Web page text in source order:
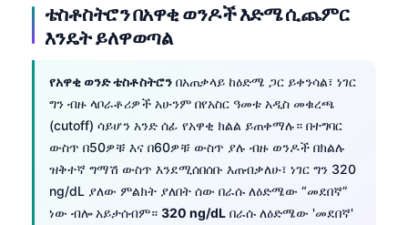
ቴስቶስትሮን በአዋቂ ወንዶች እድሜ ሲጨምር
እንዴት ይለዋወጣል
የአዋቂ ወንድ ቴስቶስትሮን በአጠቃላይ ከዕድሜ ጋር ይቀንሳል፣ ነገር
ግን ብዙ ላቦራቶሪዎች አሁንም በየአስር ዓመቱ አዲስ መቁረጫ
(cutoff) ሳይሆን አንድ ሰፊ የአዋቂ ክልል ይጠቀማሉ። በተግባር
ውስጥ በ50ዎቹ እና በ60ዎቹ ውስጥ ያሉ ብዙ ወንዶች በክልሉ
ዝቅተኛ ግማሽ ውስጥ እንደሚሰበሰቡ እጠብቃለሁ፣ ነገር ግን 320
ng/dL ያለው ምልክት ያለበት ሰው በራሱ ለዕድሜው “መደበኛ”
ነው ብሎ አይታሰብም። 320 ng/dL በራሱ ለዕድሜው 'መደበኛ'